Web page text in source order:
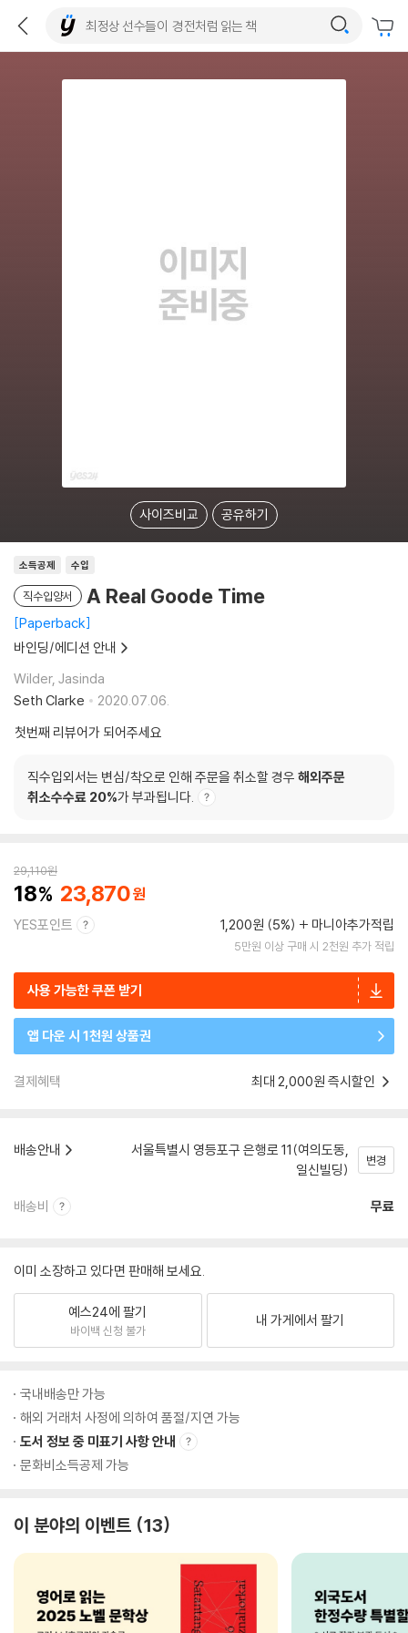
사이즈비교 공유하기
소득공제 수입
직수입양서 A Real Goode Time
Paperback
바인딩/에디션 안내
Wilder, Jasinda
Seth Clarke
2020.07.06.
첫번째 리뷰어가 되어주세요
직수입외서는 변심/착오로 인해 주문을 취소할 경우 해외주문
취소수수료 20%가 부과됩니다.
29,110원
18 23,870
YES포인트 1,200원 (5%) 마니아추가적립
5만원 이상 구매 시 2천원 추가 적립
사용 가능한 쿠폰 받기
앱 다운 시 1천원 상품권
결제혜택 최대 2,000원 즉시할인
배송안내
서울특별시 영등포구 은행로 11(여의도동,
일신빌딩)
변경
배송비 무료
이미 소장하고 있다면 판매해 보세요.
예스24에 팔기
바이백 신청 불가
내 가게에서 팔기
국내배송만 가능
해외 거래처 사정에 의하여 품절/지연 가능
도서 정보 중 미표기 사항 안내
문화비소득공제 가능
이 분야의 이벤트 13